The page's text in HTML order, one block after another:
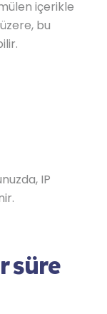
içerikle
bu
IP
süre